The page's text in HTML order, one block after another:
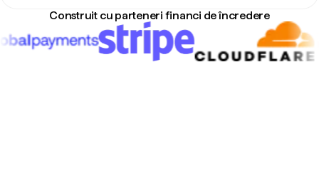
Construit cu parteneri financi de încredere